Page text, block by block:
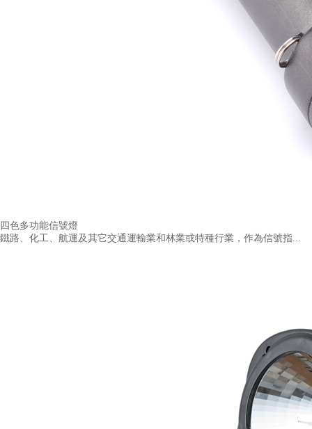
四色多功能信號燈
鐵路、化工、航運及其它交通運輸業和林業或特種行業，作為信號指...